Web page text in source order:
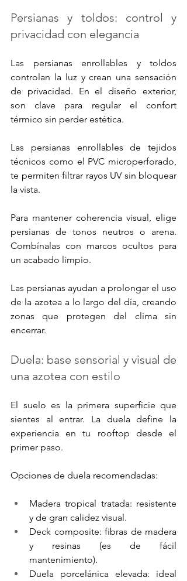
Persianas y toldos: control y
privacidad con elegancia
Las persianas enrollables y toldos
controlan la luz y crean una sensación
de privacidad. En el diseño exterior,
son clave para regular el confort
térmico sin perder estética.
Las persianas enrollables de tejidos
técnicos como el PVC microperforado,
te permiten filtrar rayos UV sin bloquear
la vista.
Para mantener coherencia visual, elige
persianas de tonos neutros o arena.
Combínalas con marcos ocultos para
un acabado limpio.
Las persianas ayudan a prolongar el uso
de la azotea a lo largo del día, creando
zonas que protegen del clima sin
encerrar.
Duela: base sensorial y visual de
una azotea con estilo
El suelo es la primera superficie que
sientes al entrar. La duela define la
experiencia en tu rooftop desde el
primer paso.
Opciones de duela recomendadas:
Madera tropical tratada: resistente
y de gran calidez visual.
Deck composite: fibras de madera
y resinas (es de fácil
mantenimiento).
Duela porcelánica elevada: ideal